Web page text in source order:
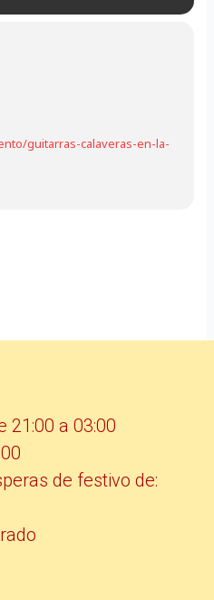
guitarras-calaveras-en-la-
21:00 a 03:00
de festivo de: